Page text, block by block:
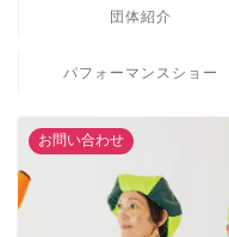
団体紹介
パフォーマンスショー
お問い合わせ